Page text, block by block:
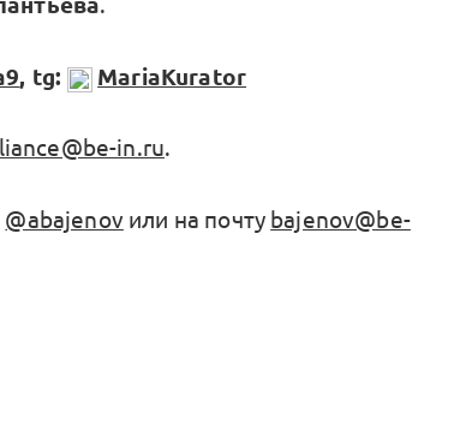
, tg: MariaKurator
in.ru.
@abajenov или на почту bajenov@be-